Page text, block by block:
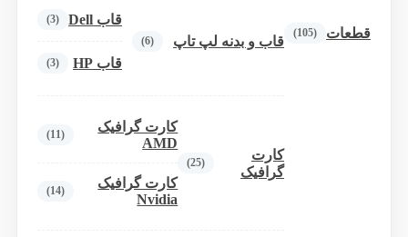
قطعات (105)
قاب و بدنه لپ تاپ (6)
قاب Dell (3)
قاب HP (3)
کارت
گرافیک
(25)
کارت گرافیک
AMD
(11)
کارت گرافیک
Nvidia
(14)